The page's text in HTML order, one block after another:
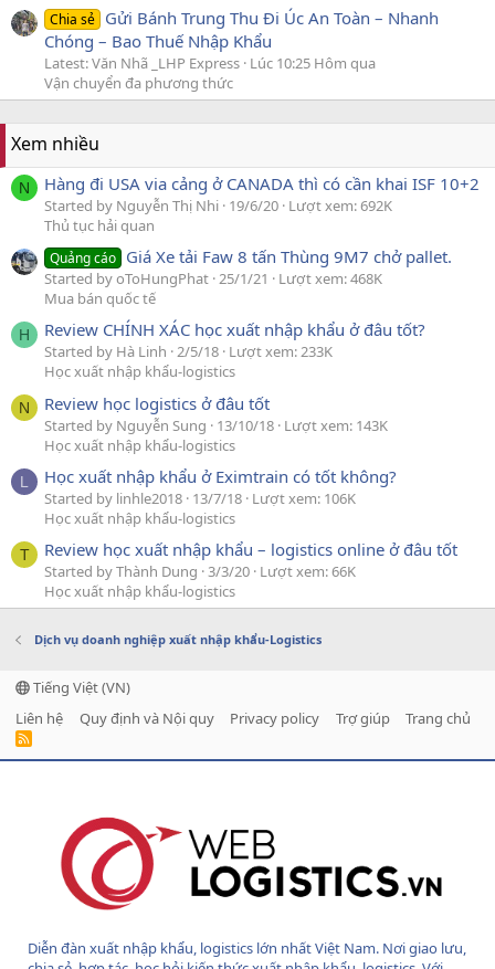
Chia sẻ Gửi Bánh Trung Thu Đi Úc An Toàn – Nhanh
Chóng – Bao Thuế Nhập Khẩu
Latest: Văn Nhã _LHP Express Lúc 10:25 Hôm qua
Vận chuyển đa phương thức
Xem nhiều
N Hàng đi USA via cảng ở CANADA thì có cần khai ISF 10+2
Started by Nguyễn Thị Nhi 19/6/20 Lượt xem: 692K
Thủ tục hải quan
Quảng cáo Giá Xe tải Faw 8 tấn Thùng 9M7 chở pallet.
Started by oToHungPhat 25/1/21
Lượt xem: 468K
Mua bán quốc tế
H Review CHÍNH XÁC học xuất nhập khẩu ở đâu tốt?
Started by Hà Linh 2/5/18 Lượt xem: 233K
Học xuất nhập khẩu-logistics
N Review học logistics ở đâu tốt
Started by Nguyễn Sung 13/10/18 Lượt xem: 143K
Học xuất nhập khẩu-logistics
L Học xuất nhập khẩu ở Eximtrain có tốt không?
Started by linhle2018 13/7/18 Lượt xem: 106K
Học xuất nhập khẩu-logistics
T Review học xuất nhập khẩu – logistics online ở đâu tốt
Started by Thành Dung 3/3/20 Lượt xem: 66K
Học xuất nhập khẩu-logistics
Dịch vụ doanh nghiệp xuất nhập khẩu-Logistics
Tiếng Việt (VN)
Liên hệ
Quy định và Nội quy Privacy policy Trợ giúp Trang chủ
R
Diễn đàn xuất nhập khẩu, logistics lớn nhất Việt Nam. Nơi giao lưu,